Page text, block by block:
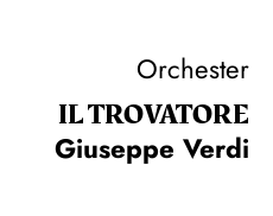
Orchester
IL TROVA­TORE
Giuseppe Verdi